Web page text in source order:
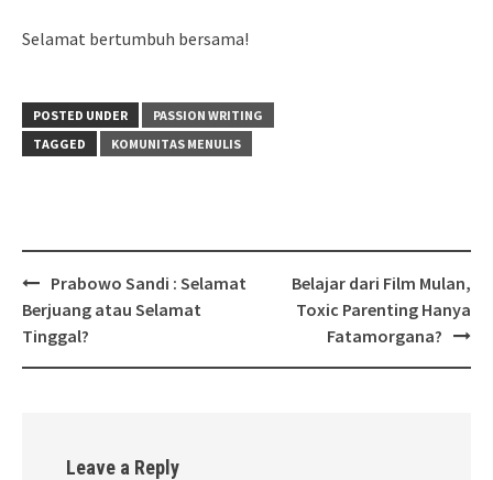
Selamat bertumbuh bersama!
POSTED UNDER
PASSION WRITING
TAGGED
KOMUNITAS MENULIS
Post
navigation
Prabowo Sandi : Selamat
Berjuang atau Selamat
Tinggal?
Belajar dari Film Mulan,
Toxic Parenting Hanya
Fatamorgana?
Leave a Reply